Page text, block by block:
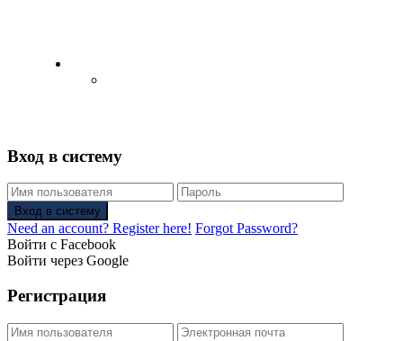
Вход в систему
Вход в систему
Need an account? Register here! Forgot Password?
Войти с Facebook
Войти через Google
Регистрация